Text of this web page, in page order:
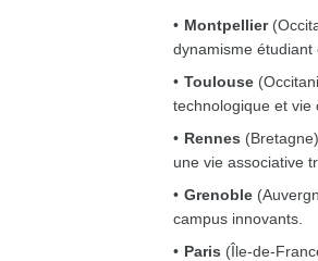
Montpellier
dynamisme étudiant
Toulouse
technologique et vie
Rennes
une vie associative
Grenoble
campus innovants.
Paris (Île-de-